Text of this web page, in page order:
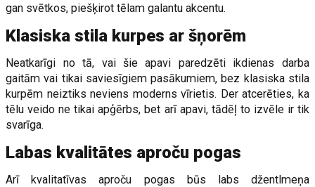
gan svētkos, piešķirot tēlam galantu akcentu.
Klasiska stila kurpes ar šņorēm
Neatkarīgi no tā, vai šie apavi paredzēti ikdienas darba
gaitām vai tikai saviesīgiem pasākumiem, bez klasiska stila
kurpēm neiztiks neviens moderns vīrietis. Der atcerēties, ka
tēlu veido ne tikai apģērbs, bet arī apavi, tādēļ to izvēle ir tik
svarīga.
Labas kvalitātes aproču pogas
Arī kvalitatīvas aproču pogas būs labs džentlmeņa